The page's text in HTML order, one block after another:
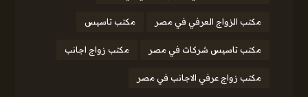
مكتب الزواج العرفي في مصر مكتب تاسيس
مكتب تاسيس شركات في مصر مكتب زواج اجانب
مكتب زواج عرفي الاجانب في مصر